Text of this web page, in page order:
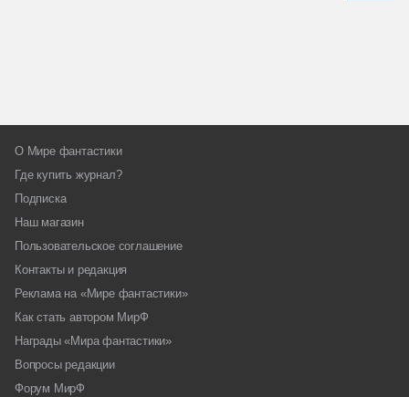
О Мире фантастики
Где купить журнал?
Подписка
Наш магазин
Пользовательское соглашение
Контакты и редакция
Реклама на «Мире фантастики»
Как стать автором МирФ
Награды «Мира фантастики»
Вопросы редакции
Форум МирФ